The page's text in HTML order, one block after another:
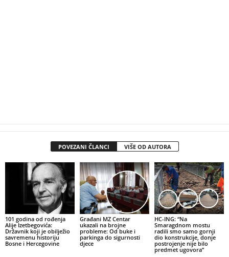
POVEZANI ČLANCI VIŠE OD AUTORA
101 godina od rođenja
Alije Izetbegovića:
Državnik koji je obilježio
savremenu historiju
Bosne i Hercegovine
Građani MZ Centar
ukazali na brojne
probleme: Od buke i
parkinga do sigurnosti
djece
HC-ING: “Na
Smaragdnom mostu
radili smo samo gornji
dio konstrukcije, donje
postrojenje nije bilo
predmet ugovora”